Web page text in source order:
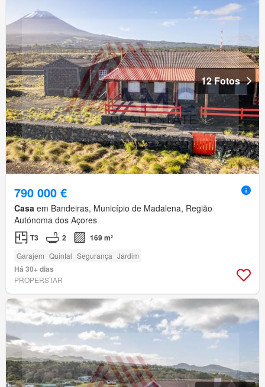
12 Fotos
790 000 €
Casa em Bandeiras, Município de Madalena, Região
Autónoma dos Açores
T3 2 169 m²
Garajem Quintal Segurança Jardim
Há 30+ dias
PROPERSTAR